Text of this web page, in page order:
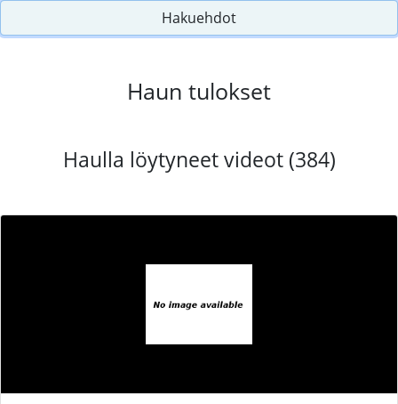
Hakuehdot
Haun tulokset
Haulla löytyneet videot (384)